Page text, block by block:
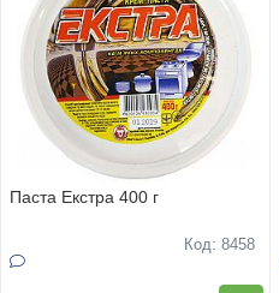
Паста Екстра 400 г
Код: 8458